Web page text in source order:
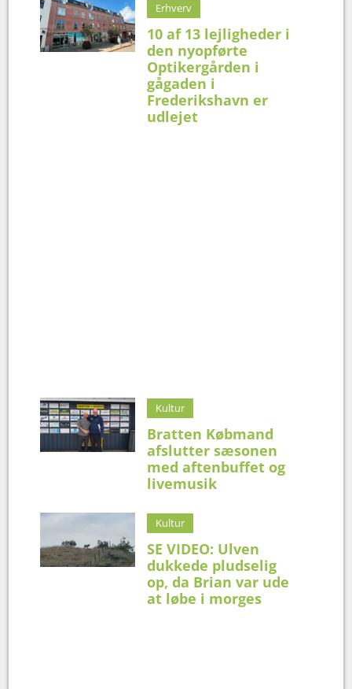
Erhverv
10 af 13 lejligheder i
den nyopførte
Optikergården i
gågaden i
Frederikshavn er
udlejet
Kultur
Bratten Købmand
afslutter sæsonen
med aftenbuffet og
livemusik
Kultur
SE VIDEO: Ulven
dukkede pludselig
op, da Brian var ude
at løbe i morges